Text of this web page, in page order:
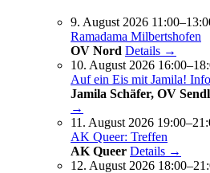
9. August 2026
Ramadama Milbertshofen
OV Nord Details →
10. August 2026
Auf ein Eis mit Jamila!
Jamila Schäfer, OV
→
11. August 2026
AK Queer: Treffen
AK Queer Details →
12. August 2026